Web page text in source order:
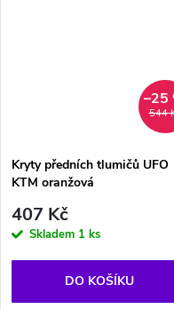
544
–25
Kryty předních tlumičů UFO
KTM oranžová
407 Kč
Skladem 1 ks
DO KOŠÍKU